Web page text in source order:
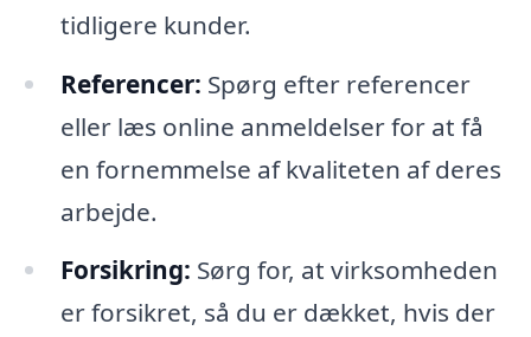
tidligere kunder.
Referencer: Spørg efter referencer
eller læs online anmeldelser for at få
en fornemmelse af kvaliteten af deres
arbejde.
Forsikring: Sørg for, at virksomheden
er forsikret, så du er dækket, hvis der